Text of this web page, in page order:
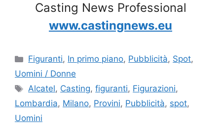
Casting News Professional
www.castingnews.eu
Categorie
Figuranti, In primo piano, Pubblicità, Spot,
Uomini / Donne
Tag
Alcatel, Casting,figuranti, Figurazioni,
Lombardia, Milano, Provini, Pubblicità, spot,
Uomini